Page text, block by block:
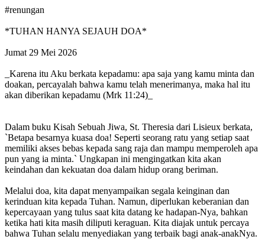
#renungan
*TUHAN HANYA SEJAUH DOA*
Jumat 29 Mei 2026
_Karena itu Aku berkata kepadamu: apa saja yang kamu minta dan
doakan, percayalah bahwa kamu telah menerimanya, maka hal itu
akan diberikan kepadamu (Mrk 11:24)_
Dalam buku Kisah Sebuah Jiwa, St. Theresia dari Lisieux berkata,
`Betapa besarnya kuasa doa! Seperti seorang ratu yang setiap saat
memiliki akses bebas kepada sang raja dan mampu memperoleh apa
pun yang ia minta.` Ungkapan ini mengingatkan kita akan
keindahan dan kekuatan doa dalam hidup orang beriman.
Melalui doa, kita dapat menyampaikan segala keinginan dan
kerinduan kita kepada Tuhan. Namun, diperlukan keberanian dan
kepercayaan yang tulus saat kita datang ke hadapan-Nya, bahkan
ketika hati kita masih diliputi keraguan. Kita diajak untuk percaya
bahwa Tuhan selalu menyediakan yang terbaik bagi anak-anakNya.